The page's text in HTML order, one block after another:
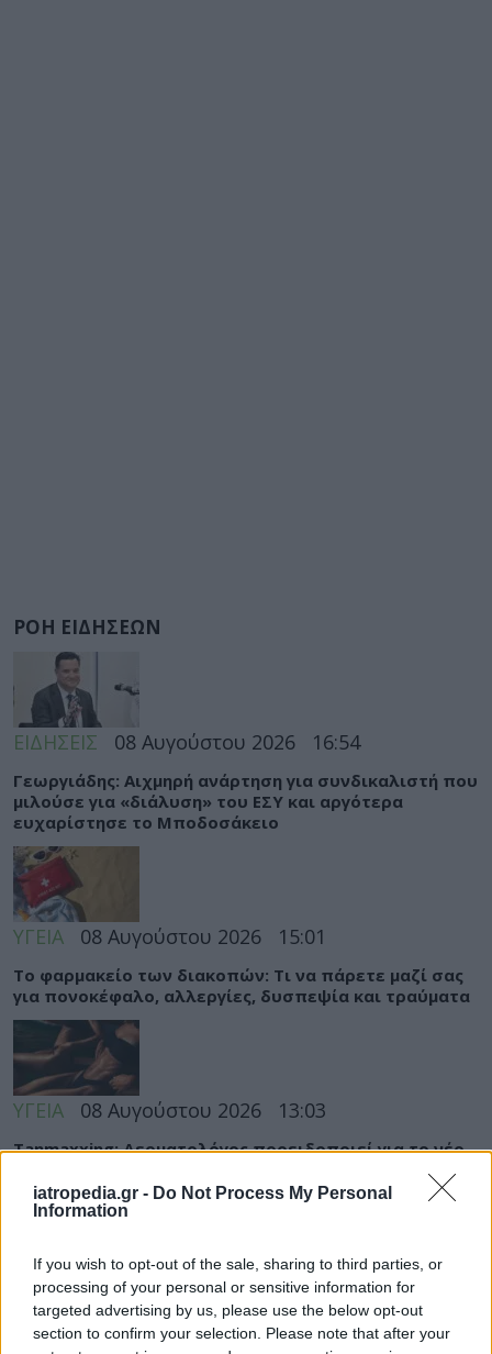
iatropedia.gr - Do Not Process My Personal
Information
If you wish to opt-out of the sale, sharing to third parties, or
processing of your personal or sensitive information for
targeted advertising by us, please use the below opt-out
section to confirm your selection. Please note that after your
ΡΟΗ ΕΙΔΗΣΕΩΝ
ΕΙΔΗΣΕΙΣ 08 Αυγούστου 2026 16:54
Γεωργιάδης: Αιχμηρή ανάρτηση για συνδικαλιστή που
μιλούσε για «διάλυση» του ΕΣΥ και αργότερα
ευχαρίστησε το Μποδοσάκειο
ΥΓΕΙΑ 08 Αυγούστου 2026 15:01
Το φαρμακείο των διακοπών: Τι να πάρετε μαζί σας
για πονοκέφαλο, αλλεργίες, δυσπεψία και τραύματα
ΥΓΕΙΑ 08 Αυγούστου 2026 13:03
Tanmaxxing: Δερματολόγος προειδοποιεί για το νέο
αντηλιακό